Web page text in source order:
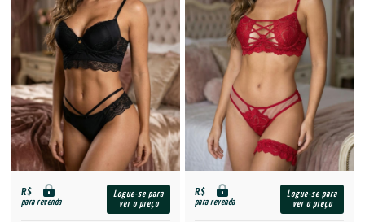
R$
para revenda
Logue-se para
ver o preço
R$
para revenda
Logue-se para
ver o preço